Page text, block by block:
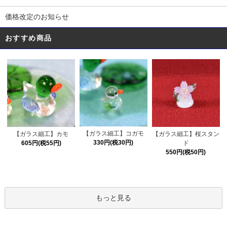
価格改定のお知らせ
おすすめ商品
【ガラス細工】カモ
605円(税55円)
【ガラス細工】コガモ
330円(税30円)
【ガラス細工】桜スタン
ド
550円(税50円)
もっと見る